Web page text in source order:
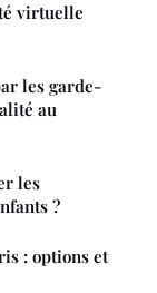
virtuelle
les garde-
au
les
endroits pour amuser vos enfants ?
: options et